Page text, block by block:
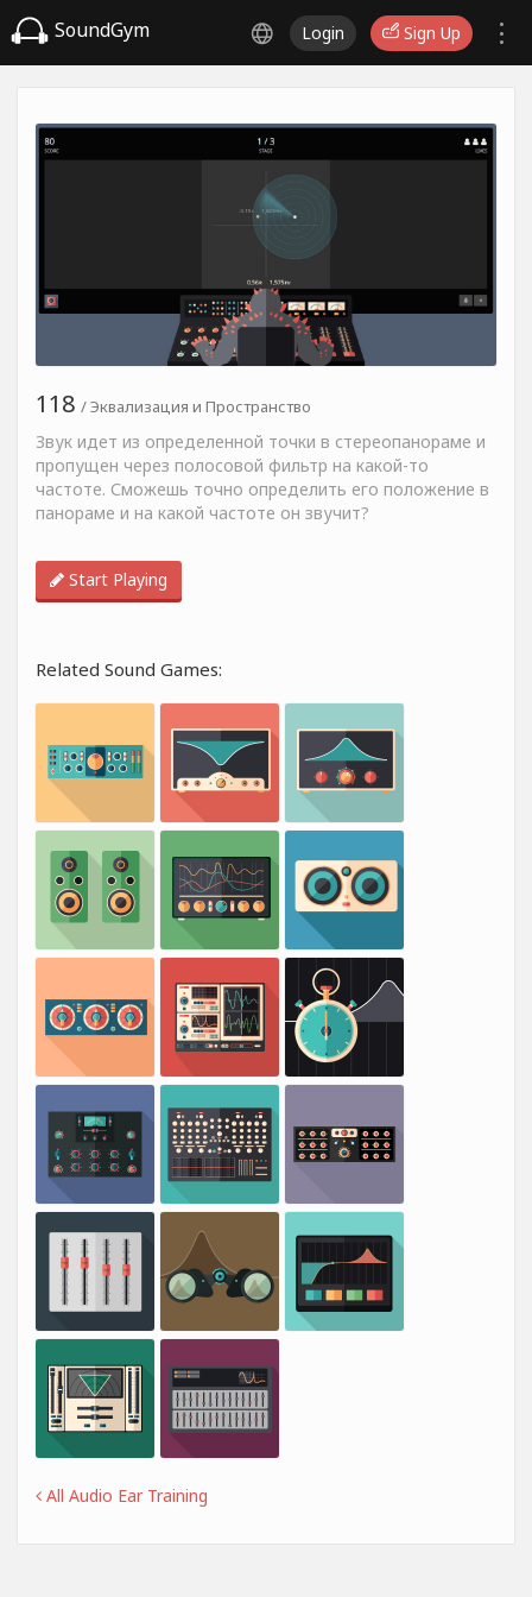
SoundGym Login Sign Up
118 / Эквализация и Пространство
Звук идет из определенной точки в стереопанораме и
пропущен через полосовой фильтр на какой-то
частоте. Сможешь точно определить его положение в
панораме и на какой частоте он звучит?
Start Playing
Related Sound Games:
All Audio Ear Training